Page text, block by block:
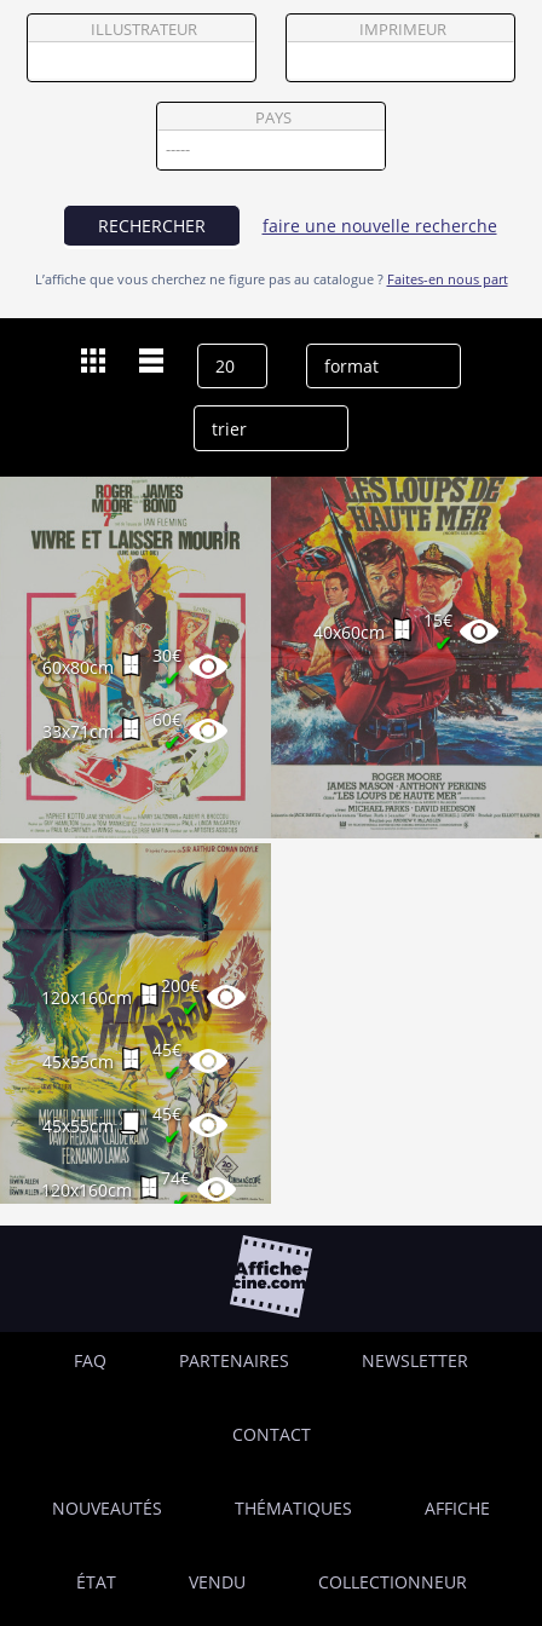
Vendre
ILLUSTRATEUR IMPRIMEUR
PAYS
RECHERCHER faire une nouvelle recherche
L’affiche que vous cherchez ne figure pas au catalogue ? Faites-en nous part
60x80cm
30€
✔
33x71cm
60€
✔
40x60cm
15€
✔
120x160cm
200€
✔
45x55cm
45€
✔
45x55cm
45€
✔
120x160cm
74€
✔
FAQ PARTENAIRES NEWSLETTER
CONTACT
NOUVEAUTÉS THÉMATIQUES AFFICHE
ÉTAT VENDU COLLECTIONNEUR